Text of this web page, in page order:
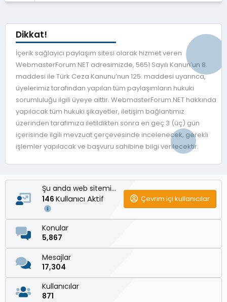
Dikkat!
İçerik sağlayıcı paylaşım sitesi olarak hizmet veren
WebmasterForum.NET adresimizde, 5651 Sayılı Kanun’un 8.
maddesi ile Türk Ceza Kanunu’nun 125. maddesi uyarınca,
üyelerimiz tarafından yapılan tüm paylaşımların hukuki
sorumluluğu ilgili üyeye aittir. WebmasterForum.NET hakkında
yapılacak tüm hukuki şikayetler, iletişim bağlantımız
üzerinden tarafımıza iletildikten sonra en geç 3 (üç) gün
içerisinde ilgili mevzuat çerçevesinde incelenecek, gerekli
işlemler yapılacak ve başvuru sahibine bilgi verilecektir.
Şu anda web sitemizde
146 Kullanıcı Aktif Çevrim içi kullanıcılar
Konular
5,867
Mesajlar
17,304
Kullanıcılar
871